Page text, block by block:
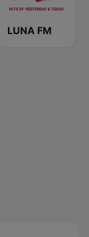
LUNA FM